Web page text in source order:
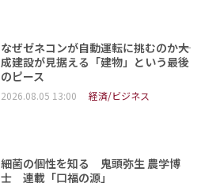
なぜゼネコンが自動運転に挑むのか――大
成建設が見据える「建物」という最後
のピース
2026.08.05 13:00 経済/ビジネス
細菌の個性を知る 鬼頭弥生 農学博
士 連載「口福の源」